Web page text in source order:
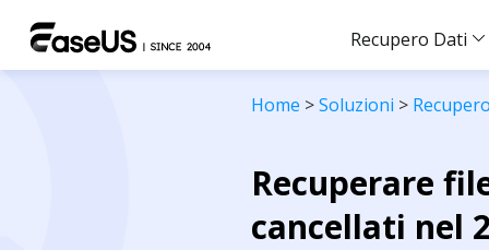
Recupero Dati
Home >Soluzioni >
Recuperare
cancellati nel